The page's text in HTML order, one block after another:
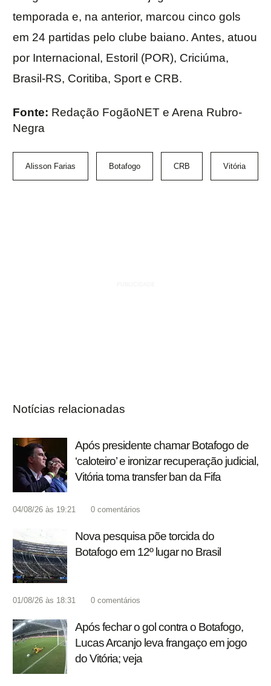
temporada e, na anterior, marcou cinco gols
em 24 partidas pelo clube baiano. Antes, atuou
por Internacional, Estoril (POR), Criciúma,
Brasil-RS, Coritiba, Sport e CRB.
Fonte: Redação FogãoNET e Arena Rubro-
Negra
Alisson Farias Botafogo CRB Vitória
Notícias relacionadas
Após presidente chamar Botafogo de
‘caloteiro’ e ironizar recuperação judicial,
Vitória toma transfer ban da Fifa
04/08/26 às 19:21 0 comentários
Nova pesquisa põe torcida do
Botafogo em 12º lugar no Brasil
01/08/26 às 18:31 0 comentários
Após fechar o gol contra o Botafogo,
Lucas Arcanjo leva frangaço em jogo
do Vitória; veja